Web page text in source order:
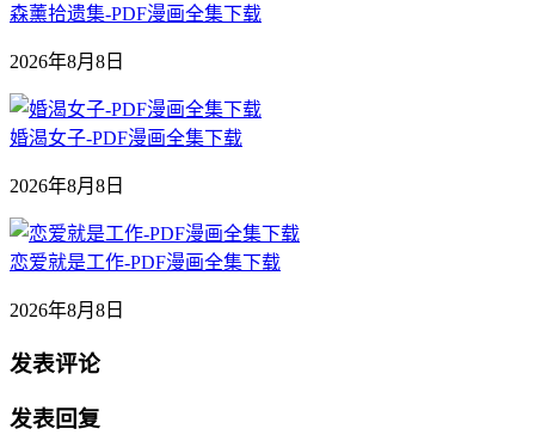
森薰拾遗集-PDF漫画全集下载
2026年8月8日
婚渴女子-PDF漫画全集下载
2026年8月8日
恋爱就是工作-PDF漫画全集下载
2026年8月8日
发表评论
发表回复